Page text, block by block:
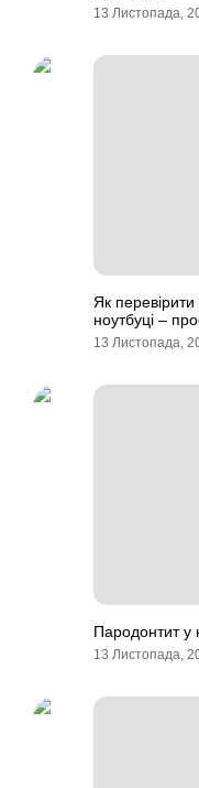
13 Листопада,
Як
ноутбуці –
13 Листопада,
Пародонтит у
13 Листопада,